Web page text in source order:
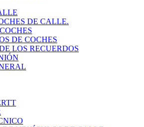
DE CALLE.
DE COCHES
LOS RECUERDOS